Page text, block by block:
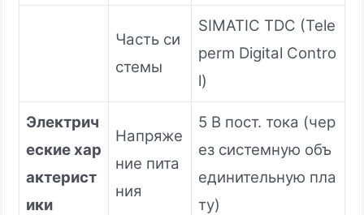
Часть си
стемы
SIMATIC TDC (Tele
perm Digital Contro
l)
Электрич
еские хар
актерист
ики
Напряже
ние пита
ния
5 В пост. тока (чер
ез системную объ
единительную пла
ту)